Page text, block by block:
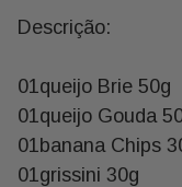
Descrição:
01queijo Brie 50g
01queijo Gouda
01banana Chips
01grissini 30g